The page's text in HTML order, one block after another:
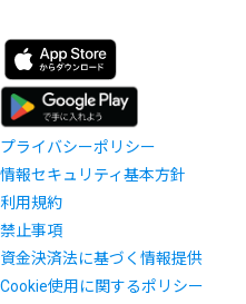
プライバシーポリシー
情報セキュリティ基本方針
利用規約
禁止事項
資金決済法に基づく情報提供
Cookie使用に関するポリシー